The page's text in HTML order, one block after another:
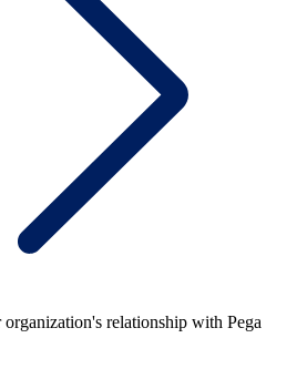
relationship with Pega